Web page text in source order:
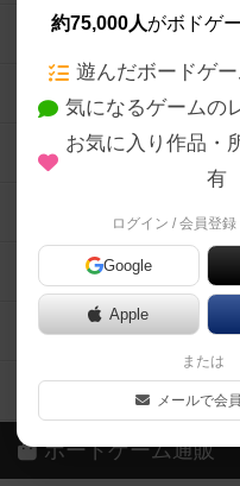
約75,000人がボドゲ
遊んだボードゲ
気になるゲームの
お気に入り作品・
有
ログイン / 会員登録
Google
Apple
または
メールで会
ボードゲームの新着レ
ボードゲーム会情報
メカニクス特集
掲示板・トピックス
ボドとも・会員一覧
ボードゲーム業界コラ
ボドゲーマご利用案内
ボードゲーム通販